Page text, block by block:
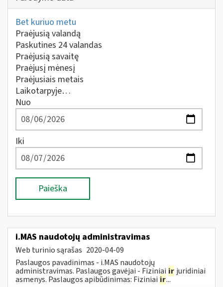
Bet kuriuo metu
Praėjusią valandą
Paskutines 24 valandas
Praėjusią savaitę
Praėjusį mėnesį
Praėjusiais metais
Laikotarpyje…
Nuo
Iki
Paieška
i.MAS naudotojų administravimas
Web turinio sąrašas 2020-04-09
Paslaugos pavadinimas - i.MAS naudotojų
administravimas. Paslaugos gavėjai - Fiziniai ir juridiniai
asmenys. Paslaugos apibūdinimas: Fiziniai ir...